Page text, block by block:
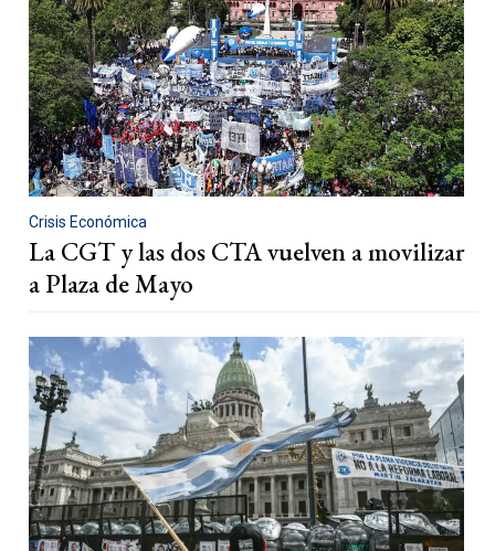
Crisis Económica
La CGT y las dos CTA vuelven a movilizar
a Plaza de Mayo